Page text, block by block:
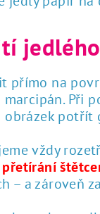
přímo na
Při
obrázek potřít
vždy
– a zároveň